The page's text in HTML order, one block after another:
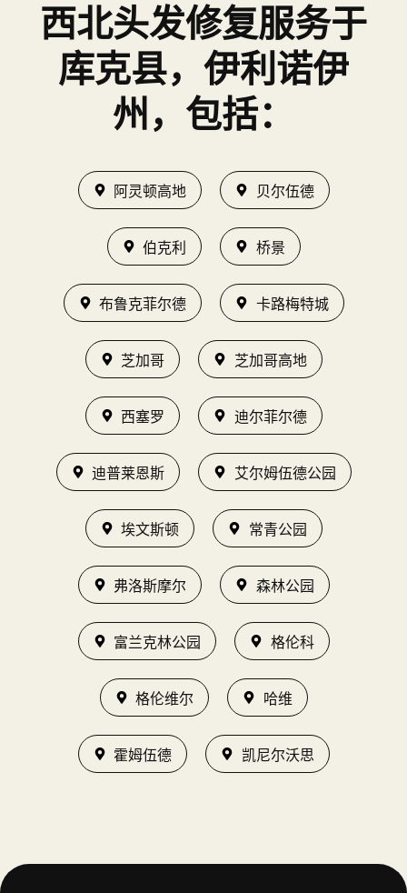
西北头发修复服务于
库克县，伊利诺伊
州，包括：
阿灵顿高地 贝尔伍德
伯克利 桥景
布鲁克菲尔德 卡路梅特城
芝加哥 芝加哥高地
西塞罗 迪尔菲尔德
迪普莱恩斯 艾尔姆伍德公园
埃文斯顿 常青公园
弗洛斯摩尔 森林公园
富兰克林公园 格伦科
格伦维尔 哈维
霍姆伍德 凯尼尔沃思